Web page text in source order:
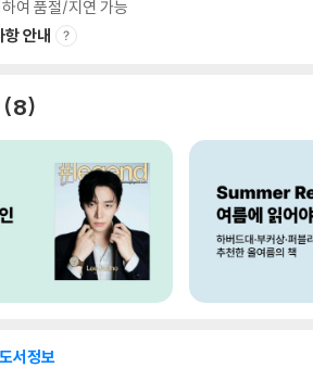
여 품절/지연 가능
항 안내
8
도서정보